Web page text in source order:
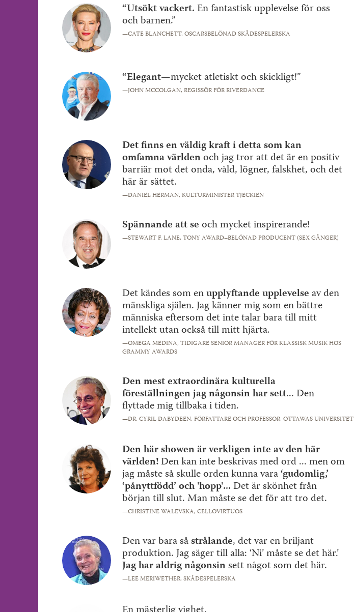
“Utsökt vackert.En fantastisk upplevelse för oss
och barnen.”
—CATE BLANCHETT, OSCARSBELÖNAD SKÅDESPELERSKA
“Elegant—mycket atletiskt och skickligt!”
—JOHN MCCOLGAN, REGISSÖR FÖR RIVERDANCE
Det finns en väldig kraft i detta som kan
omfamna världenoch jag tror att det är en positiv
barriär mot det onda, våld, lögner, falskhet, och det
här är sättet.
—DANIEL HERMAN, KULTURMINISTER TJECKIEN
Spännande att seoch mycket inspirerande!
—STEWART F. LANE, TONY AWARD–BELÖNAD PRODUCENT (SEX GÅNGER)
Det kändes som enupplyftande upplevelseav den
mänskliga själen. Jag känner mig som en bättre
människa eftersom det inte talar bara till mitt
intellekt utan också till mitt hjärta.
—OMEGA MEDINA, TIDIGARE SENIOR MANAGER FÖR KLASSISK MUSIK HOS
GRAMMY AWARDS
Den mest extraordinära kulturella
föreställningen jag någonsin har sett... Den
flyttade mig tillbaka i tiden.
—DR. CYRIL DABYDEEN, FÖRFATTARE OCH PROFESSOR, OTTAWAS UNIVERSITET
Den här showen är verkligen inte av den här
världen!Den kan inte beskrivas med ord ... men om
jag måste så skulle orden kunna vara‘gudomlig,’
‘pånyttfödd’ och 'hopp'...Det är skönhet från
början till slut. Man måste se det för att tro det.
—CHRISTINE WALEVSKA, CELLOVIRTUOS
Den var bara såstrålande, det var en briljant
produktion. Jag säger till alla: ‘Ni’ måste se det här.’
Jag har aldrig någonsinsett något som det här.
—LEE MERIWETHER, SKÅDESPELERSKA